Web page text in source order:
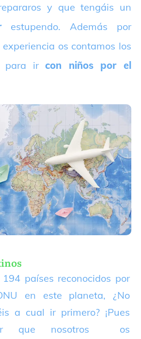
y que tengáis un
estupendo. Además por
os contamos los
para ircon niños por el
países reconocidos por
en este planeta, ¿No
a cual ir primero? ¡Pues
que nosotros os